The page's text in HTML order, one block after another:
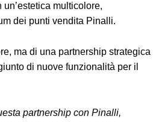
multicolore,
dei punti vendita Pinalli.
ma di una partnership strategica
di nuove funzionalità per il
partnership con Pinalli,